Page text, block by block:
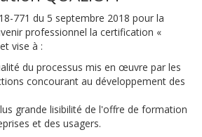
771 du 5 septembre 2018 pour la
professionnel la certification «
vise à :
du processus mis en œuvre par les
concourant au développement des
grande lisibilité de l'offre de formation
et des usagers.